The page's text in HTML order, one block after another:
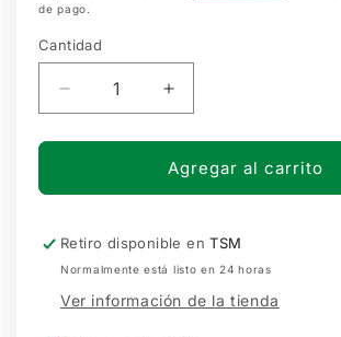
de pago.
Cantidad
Cantidad
Reducir
cantidad
para
TARJETERO
PARA
SANTOS
LAGUNA
Aumentar
cantidad
para
TARJETERO
PARA
SANTOS
Agregar al carrito
Retiro disponible enTSM
Normalmente está listo en 24 horas
Ver información de la tienda